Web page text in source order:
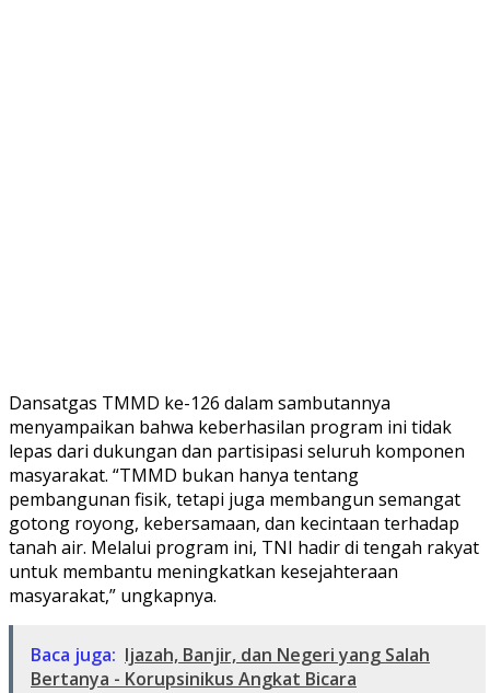
Dansatgas TMMD ke-126 dalam sambutannya
menyampaikan bahwa keberhasilan program ini tidak
lepas dari dukungan dan partisipasi seluruh komponen
masyarakat. “TMMD bukan hanya tentang
pembangunan fisik, tetapi juga membangun semangat
gotong royong, kebersamaan, dan kecintaan terhadap
tanah air. Melalui program ini, TNI hadir di tengah rakyat
untuk membantu meningkatkan kesejahteraan
masyarakat,” ungkapnya.
Baca juga: Ijazah, Banjir, dan Negeri yang Salah
Bertanya - Korupsinikus Angkat Bicara